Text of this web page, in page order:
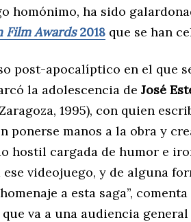
homónimo, ha sido
Film Awards2018 que se han
post-apocalíptico en el que
la adolescencia de José
1995), con quien
ponerse manos a la obra y
hostil cargada de humor e
ese videojuego, y de alguna
a esta saga”,
va a una audiencia